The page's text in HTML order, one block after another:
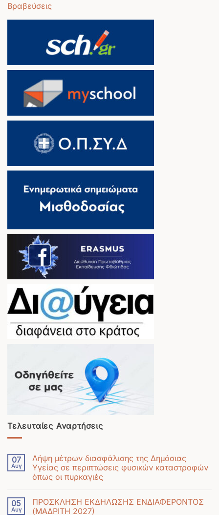
Βραβεύσεις
Τελευταίες Αναρτήσεις
07
Αυγ
Λήψη μέτρων διασφάλισης της Δημόσιας
Υγείας σε περιπτώσεις φυσικών καταστροφών
όπως οι πυρκαγιές
υπάρχουν
σχόλια
05
Αυγ
ΠΡΟΣΚΛΗΣΗ ΕΚΔΗΛΩΣΗΣ ΕΝΔΙΑΦΕΡΟΝΤΟΣ
(ΜΑΔΡΙΤΗ 2027)